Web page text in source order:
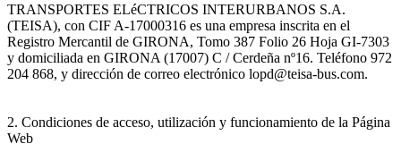
TRANSPORTES ELéCTRICOS INTERURBANOS S.A.
(TEISA), con CIF A-17000316 es una empresa inscrita en el
Registro Mercantil de GIRONA, Tomo 387 Folio 26 Hoja GI-7303
y domiciliada en GIRONA (17007) C / Cerdeña nº16. Teléfono 972
204 868, y dirección de correo electrónico lopd@teisa-bus.com.
2. Condiciones de acceso, utilización y funcionamiento de la Página
Web